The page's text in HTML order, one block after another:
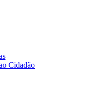
Cidadão